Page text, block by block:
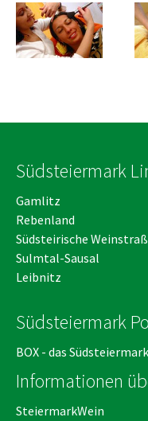
Südsteiermark
Gamlitz
Rebenland
Südsteirische
Sulmtal-Sausal
Leibnitz
Südsteiermark
BOX - das
Informationen
SteiermarkWein